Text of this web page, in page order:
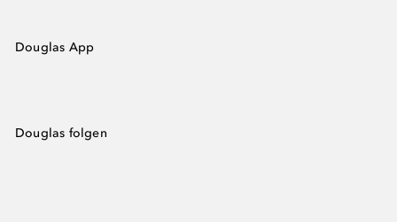
Douglas App
Douglas folgen